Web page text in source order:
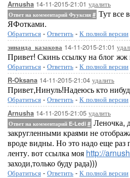
Arnusha 14-11-2015-21:01 удалить
Ответ на комментарий Фууксия # Тут все
ЯФотками.
Обратиться - Ответить - К полной версии
зинаида_казакова 14-11-2015-21:01
Привет! Скинь ссылку на блог жж
Обратиться - Ответить - К полной версии
R-Oksana 14-11-2015-21:04 удалить
Привет,Нинуль!Надеюсь кто
Обратиться - Ответить - К полной версии
Arnusha 14-11-2015-21:05 удалить
Ответ на комментарий E-Ledi # Леночка,
закругленными краями не
вроде видны. Но это надо еще раз
ленту. вот ссылка моя http://
заходи,только буду рада)))
Обратиться - Ответить - К полной версии